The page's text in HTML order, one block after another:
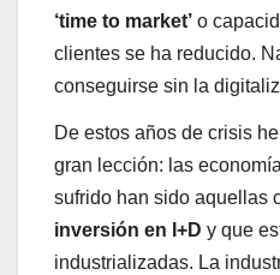
‘time to market’ o
clientes se ha reducido.
conseguirse sin la
De estos años de crisis
gran lección: las
sufrido han sido aquellas
inversión en I+D y que
industrializadas. La